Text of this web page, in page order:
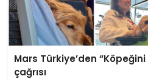
Mars Türkiye’den
çağrısı